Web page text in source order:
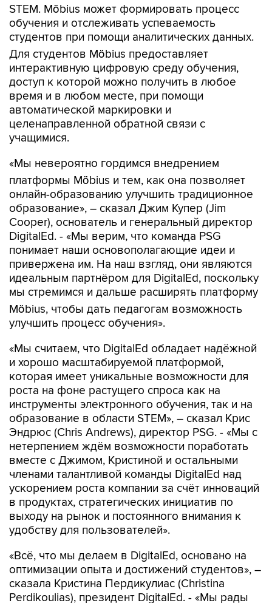
STEM. Möbius может формировать процесс
обучения и отслеживать успеваемость
студентов при помощи аналитических данных.
Для студентов Möbius предоставляет
интерактивную цифровую среду обучения,
доступ к которой можно получить в любое
время и в любом месте, при помощи
автоматической маркировки и
целенаправленной обратной связи с
учащимися.
«Мы невероятно гордимся внедрением
платформы Möbius и тем, как она позволяет
онлайн-образованию улучшить традиционное
образование», – сказал Джим Купер (Jim
Cooper), основатель и генеральный директор
DigitalEd. - «Мы верим, что команда PSG
понимает наши основополагающие идеи и
привержена им. На наш взгляд, они являются
идеальным партнёром для DigitalEd, поскольку
мы стремимся и дальше расширять платформу
Möbius, чтобы дать педагогам возможность
улучшить процесс обучения».
«Мы считаем, что DigitalEd обладает надёжной
и хорошо масштабируемой платформой,
которая имеет уникальные возможности для
роста на фоне растущего спроса как на
инструменты электронного обучения, так и на
образование в области STEM», – сказал Крис
Эндрюс (Chris Andrews), директор PSG. - «Мы с
нетерпением ждём возможности поработать
вместе с Джимом, Кристиной и остальными
членами талантливой команды DigitalEd над
ускорением роста компании за счёт инноваций
в продуктах, стратегических инициатив по
выходу на рынок и постоянного внимания к
удобству для пользователей».
«Всё, что мы делаем в DigitalEd, основано на
оптимизации опыта и достижений студентов», –
сказала Кристина Пердикулиас (Christina
Perdikoulias), президент DigitalEd. - «Мы рады